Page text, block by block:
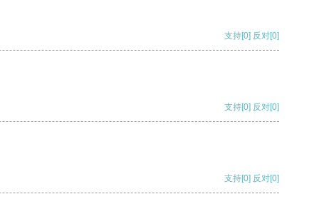
支持[0] 反对[0]
支持[0] 反对[0]
支持[0] 反对[0]